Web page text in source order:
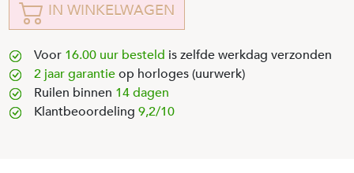
IN WINKELWAGEN
Voor 16.00 uur besteld is zelfde werkdag verzonden
2 jaar garantieop horloges (uurwerk)
Ruilen binnen 14 dagen
Klantbeoordeling 9,2/10